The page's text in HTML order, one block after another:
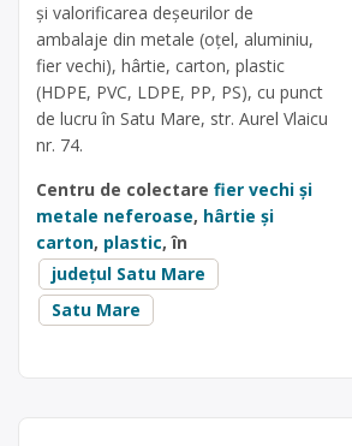
și valorificarea deșeurilor de
ambalaje din metale (oțel, aluminiu,
fier vechi), hârtie, carton, plastic
(HDPE, PVC, LDPE, PP, PS), cu punct
de lucru în Satu Mare, str. Aurel Vlaicu
nr. 74.
Centru de colectare fier vechi și
metale neferoase, hârtie și
carton, plastic, în
județul Satu Mare
Satu Mare